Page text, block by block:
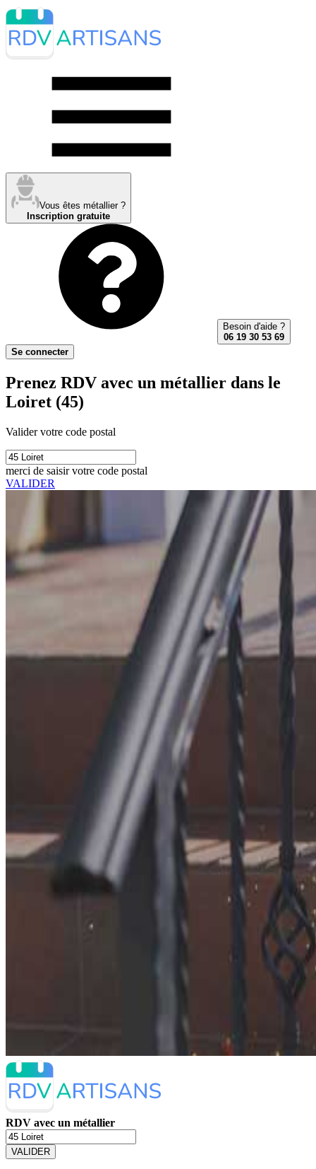
Vous êtes métallier ?
Inscription gratuite
Besoin d'aide ?
06 19 30 53 69
Se connecter
Prenez RDV avec un métallier dans le
Loiret (45)
Valider votre code postal
merci de saisir votre code postal
VALIDER
RDV avec un métallier
VALIDER